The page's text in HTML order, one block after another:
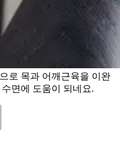
로 목과 어깨근육을 이완
면에 도움이 되네요.